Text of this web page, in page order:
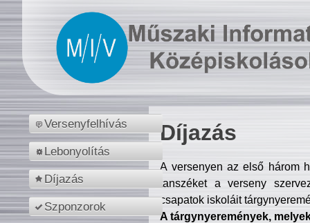
Versenyfelhívás
Lebonyolítás
Díjazás
Szponzorok
Díjazás
A versenyen az első három
tanszéket a verseny
csapatok iskoláit
A tárgynyeremények,